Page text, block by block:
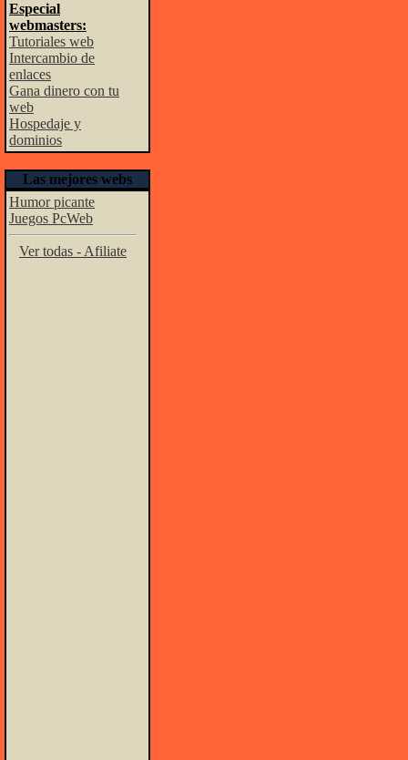
Especial
webmasters:
Tutoriales web
Intercambio de
enlaces
Gana dinero con tu
web
Hospedaje y
dominios
Las mejores webs
Humor picante
Juegos PcWeb
Ver todas - Afiliate